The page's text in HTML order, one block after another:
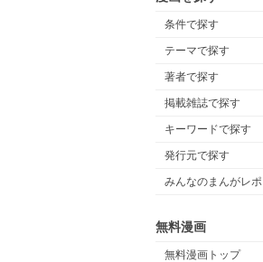
条件で探す
テーマで探す
著者で探す
掲載雑誌で探す
キーワードで探す
発行元で探す
みんなのまんがレポ
無料漫画
無料漫画トップ